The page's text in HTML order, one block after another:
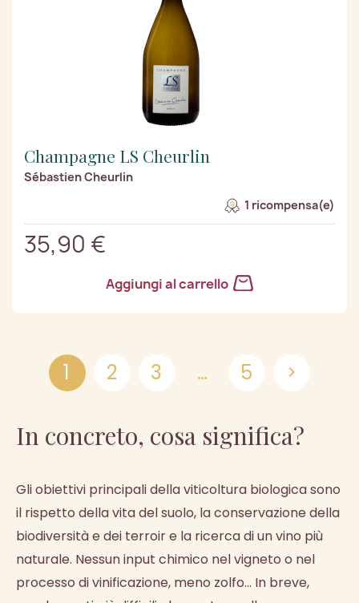
Champagne LS Cheurlin
Sébastien Cheurlin
1 ricompensa(e)
35,90 €
Aggiungi al carrello
1 2 3 … 5 
In concreto, cosa significa?
Gli obiettivi principali della viticoltura biologica sono
il rispetto della vita del suolo, la conservazione della
biodiversità e dei terroir e la ricerca di un vino più
naturale. Nessun input chimico nel vigneto o nel
processo di vinificazione, meno zolfo... In breve,